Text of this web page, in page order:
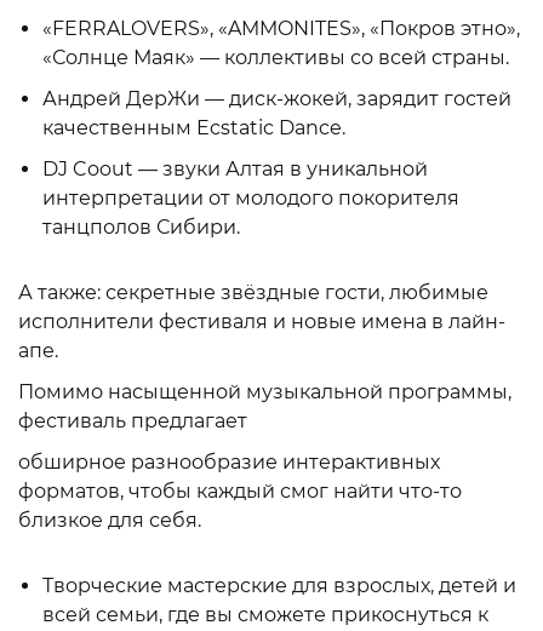
«FERRALOVERS», «AMMONITES», «Покров этно»,
«Солнце Маяк» — коллективы со всей страны.
Андрей ДерЖи — диск-жокей, зарядит гостей
качественным Ecstatic Dance.
DJ Coout — звуки Алтая в уникальной
интерпретации от молодого покорителя
танцполов Сибири.
А также: секретные звёздные гости, любимые
исполнители фестиваля и новые имена в лайн-
апе.
Помимо насыщенной музыкальной программы,
фестиваль предлагает
обширное разнообразие интерактивных
форматов, чтобы каждый смог найти что-то
близкое для себя.
Творческие мастерские для взрослых, детей и
всей семьи, где вы сможете прикоснуться к